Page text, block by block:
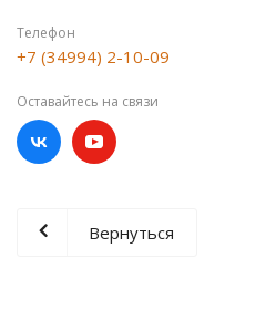
Телефон
+7 (34994) 2-10-09
Оставайтесь на связи
Вернуться